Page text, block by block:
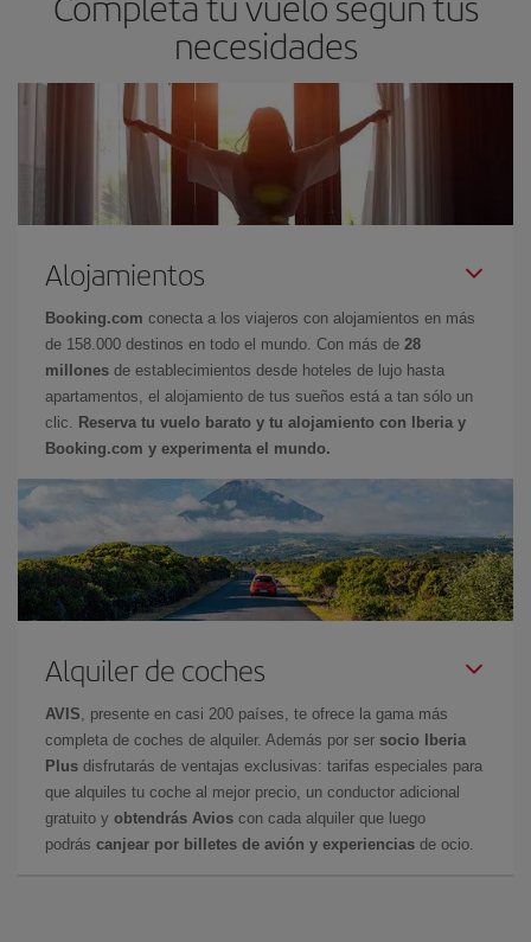
necesidades
Alojamientos
Booking.com conecta a los viajeros con alojamientos en más
de 158.000 destinos en todo el mundo. Con más de 28
millones de establecimientos desde hoteles de lujo hasta
apartamentos, el alojamiento de tus sueños está a tan sólo un
clic.
Reserva tu vuelo barato y tu alojamiento con Iberia y
Booking.com y experimenta el mundo.
Alquiler de coches
AVIS , presente en casi 200 países, te ofrece la gama más
completa de coches de alquiler. Además por ser socio Iberia
Plus disfrutarás de ventajas exclusivas: tarifas especiales para
que alquiles tu coche al mejor precio, un conductor adicional
gratuito y obtendrás Avios con cada alquiler que luego
podrás canjear por billetes de avión y experiencias de ocio.